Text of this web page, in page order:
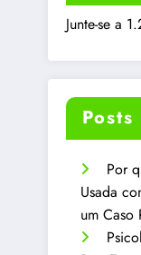
Junte-se a
Por
Usada
um Caso